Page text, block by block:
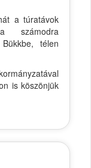
a túratávok
télen
is köszönjük